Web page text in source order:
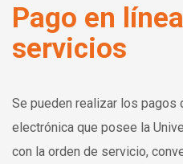
Pago en
servicios
Se pueden realizar los pagos
electrónica que posee la
con la orden de servicio,